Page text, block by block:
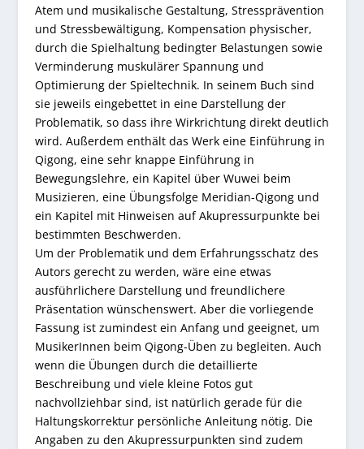
Atem und musikalische Gestaltung, Stressprävention
und Stressbewältigung, Kompensation physischer,
durch die Spielhaltung bedingter Belastungen sowie
Verminderung muskulärer Spannung und
Optimierung der Spieltechnik. In seinem Buch sind
sie jeweils eingebettet in eine Darstellung der
Problematik, so dass ihre Wirkrichtung direkt deutlich
wird. Außerdem enthält das Werk eine Einführung in
Qigong, eine sehr knappe Einführung in
Bewegungslehre, ein Kapitel über Wuwei beim
Musizieren, eine Übungsfolge Meridian-Qigong und
ein Kapitel mit Hinweisen auf Akupressurpunkte bei
bestimmten Beschwerden.
Um der Problematik und dem Erfahrungsschatz des
Autors gerecht zu werden, wäre eine etwas
ausführlichere Darstellung und freundlichere
Präsentation wünschenswert. Aber die vorliegende
Fassung ist zumindest ein Anfang und geeignet, um
MusikerInnen beim Qigong-Üben zu begleiten. Auch
wenn die Übungen durch die detaillierte
Beschreibung und viele kleine Fotos gut
nachvollziehbar sind, ist natürlich gerade für die
Haltungskorrektur persönliche Anleitung nötig. Die
Angaben zu den Akupressurpunkten sind zudem